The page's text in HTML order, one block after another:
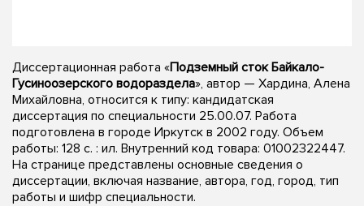
Диссертационная работа «Подземный сток Байкало-
Гусиноозерского водораздела», автор — Хардина, Алена
Михайловна, относится к типу: кандидатская
диссертация по специальности 25.00.07. Работа
подготовлена в городе Иркутск в 2002 году. Объем
работы: 128 с. : ил. Внутренний код товара: 01002322447.
На странице представлены основные сведения о
диссертации, включая название, автора, год, город, тип
работы и шифр специальности.